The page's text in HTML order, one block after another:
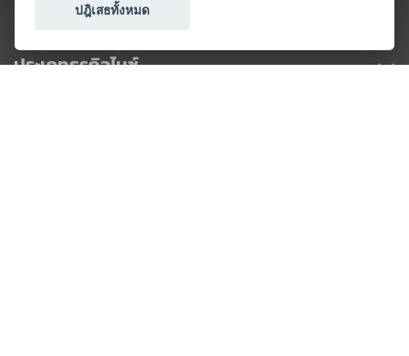
ประเภทธุรกิจไมซ์
ปฎิเสธทั้งหมด